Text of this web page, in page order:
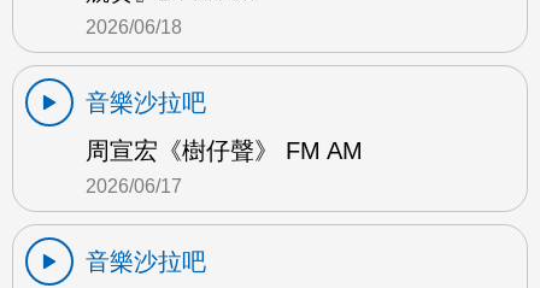
2026/06/18
音樂沙拉吧
周宣宏《樹仔聲》 FM AM
2026/06/17
音樂沙拉吧